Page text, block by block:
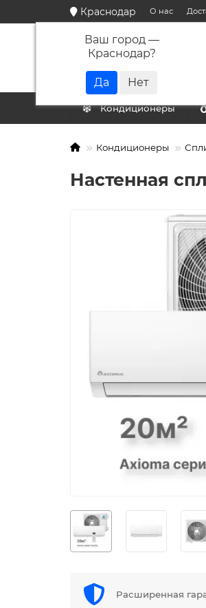
Краснодар
Ваш город —
Краснодар?
О нас
КАТАЛОГ
Кондиционеры
Кондиционеры
Настенная
Расширенная